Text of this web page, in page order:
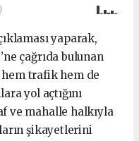
yaparak,
çağrıda bulunan
hem trafik hem de
yol açtığını
ve mahalle halkıyla
şikayetlerini